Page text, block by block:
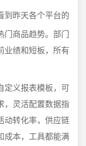
到昨天各个平台的
门商品趋势。部门
业绩和短板，所有
定义报表模板，可
，灵活配置数据指
动转化率，供应链
成本，工具都能满